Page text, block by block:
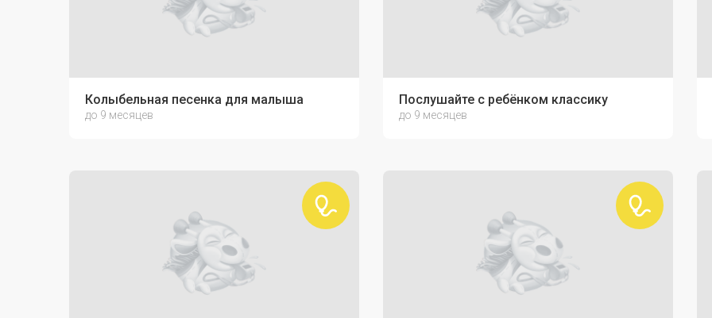
Колыбельная песенка для малыша
до 9 месяцев
Послушайте с ребёнком классику
до 9 месяцев